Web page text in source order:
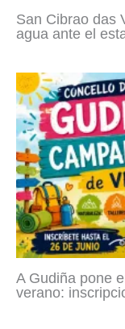
San Cibrao das
agua ante el
A Gudiña pone
verano: